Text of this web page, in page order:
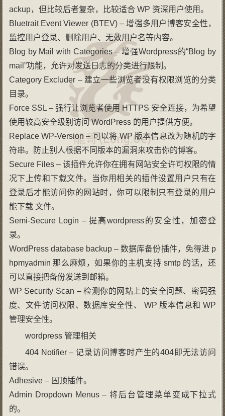
ackup，但比较后者复杂，比较适合 WP 资深用户使用。
Bluetrait Event Viewer (BTEV) – 增强多用户博客安全性，
监控用户登录、删除用户、无效用户名等内容。
Blog by Mail with Categories – 增强Wordpress的“Blog by
mail”功能，允许对发送日志的分类进行限制。
Category Excluder – 建立一些浏览者没有权限浏览的分类
目录。
Force SSL – 强行让浏览者使用 HTTPS 安全连接，为希望
使用较高安全级别访问 WordPress 的用户提供方便。
Replace WP-Version – 可以将 WP 版本信息改为随机的字
符串。防止别人根据不同版本的漏洞来攻击你的博客。
Secure Files – 该插件允许你在拥有网站安全许可权限的情
况下上传和下载文件。当你用相关的插件设置用户只有在
登录后才能访问你的网站时，你可以限制只有登录的用户
能下载 文件。
Semi-Secure Login – 提高wordpress的安全性，加密登
录。
WordPress database backup – 数据库备份插件，免得进 p
hpmyadmin 那么麻烦，如果你的主机支持 smtp 的话，还
可以直接把备份发送到邮箱。
WP Security Scan – 检测你的网站上的安全问题、密码强
度、文件访问权限、数据库安全性、 WP 版本信息和 WP
管理安全性。
wordpress 管理相关
404 Notifier – 记录访问博客时产生的404即无法访问
错误。
Adhesive – 固顶插件。
Admin Dropdown Menus – 将后台管理菜单变成下拉式
的。